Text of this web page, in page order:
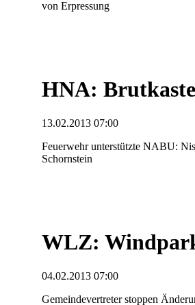
von Erpressung
HNA:
13.02.2013 07:00
Feuerwehr unterstützte NABU:
Schornstein
WLZ:
04.02.2013 07:00
Gemeindevertreter stoppen